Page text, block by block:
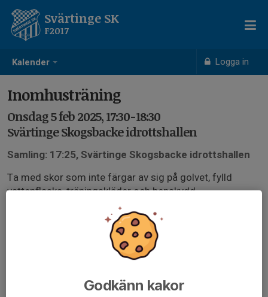
Kalender Logga in
Svärtinge SK
F2017
Inomhusträning
Onsdag 5 feb 2025, 17:30-18:30
Svärtinge Skogsbacke idrottshallen
Samling: 17:25, Svärtinge Skogsbacke idrottshallen
Ta med skor som inte färgar av sig på golvet, fylld
vattenflaska, träningskläder och benskydd.
Bra om barnen fått lite energi i magen och hunnit med
ett toalettbesök innan träning.
Godkänn kakor